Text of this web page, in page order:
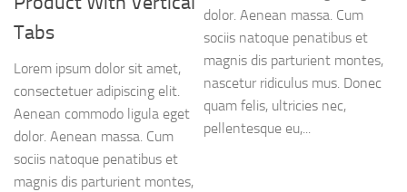
Tabs
Lorem ipsum dolor sit amet,
consectetuer adipiscing elit.
Aenean commodo ligula eget
dolor. Aenean massa. Cum
sociis natoque penatibus et
magnis dis parturient montes,
dolor. Aenean massa. Cum
sociis natoque penatibus et
magnis dis parturient montes,
nascetur ridiculus mus. Donec
quam felis, ultricies nec,
pellentesque eu,...